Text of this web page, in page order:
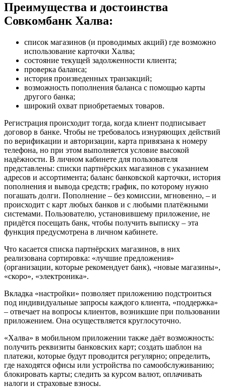
Преимущества и достоинства
Совкомбанк Халва:
список магазинов (и проводимых акций) где возможно
использование карточки Халва;
состояние текущей задолженности клиента;
проверка баланса;
история произведенных транзакций;
возможность пополнения баланса с помощью карты
другого банка;
широкий охват приобретаемых товаров.
Регистрация происходит тогда, когда клиент подписывает
договор в банке. Чтобы не требовалось изнуряющих действий
по верификации и авторизации, карта привязана к номеру
телефона, но при этом выполняется условие высокой
надёжности. В личном кабинете для пользователя
представлены: списки партнёрских магазинов с указанием
адресов и ассортимента; баланс банковской карточки, история
пополнения и вывода средств; график, по которому нужно
погашать долги. Пополнение – без комиссии, мгновенно, – и
происходит с карт любых банков и с любыми платёжными
системами. Пользователю, установившему приложение, не
придётся посещать банк, чтобы получить выписку – эта
функция предусмотрена в личном кабинете.
Что касается списка партнёрских магазинов, в них
реализована сортировка: «лучшие предложения»
(организации, которые рекомендует банк), «новые магазины»,
«скоро», «электроника».
Вкладка «настройки» позволяет приложению подстроиться
под индивидуальные запросы каждого клиента, «поддержка»
– отвечает на вопросы клиентов, возникшие при пользовании
приложением. Она осуществляется круглосуточно.
«Халва» в мобильном приложении также даёт возможность:
получить реквизиты банковских карт; создать шаблон на
платежи, которые будут проводится регулярно; определить,
где находятся офисы или устройства по самообслуживанию;
блокировать карты; следить за курсом валют, оплачивать
налоги и страховые взносы.